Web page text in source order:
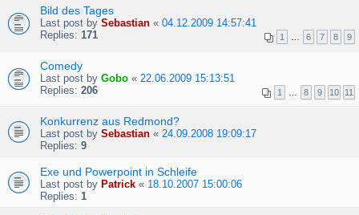
Bild des Tages
Last post by Sebastian « 04.12.2009 14:57:41
Replies: 171 1 6 7 8 9
Comedy
Last post by Gobo « 22.06.2009 15:13:51
Replies: 206 1 8 9 10 11
Konkurrenz aus Redmond?
Last post by Sebastian « 24.09.2008 19:09:17
Replies: 9
Exe und Powerpoint in Schleife
Last post by Patrick « 18.10.2007 15:00:06
Replies: 1